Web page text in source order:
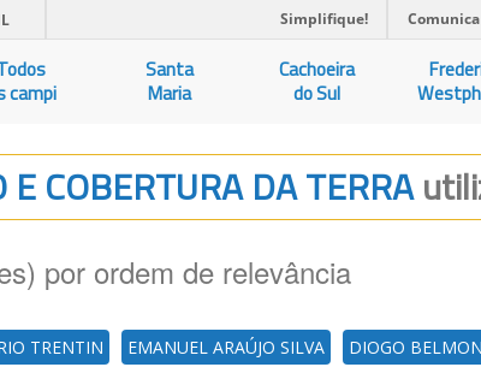
Simplifique! Comunica
campi
Santa
Maria
Cachoeira
do Sul
COBERTURA DA TERRA
por ordem de relevância
TRENTIN EMANUEL ARAÚJO SILVA DIOGO